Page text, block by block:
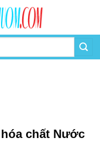
chất Nước